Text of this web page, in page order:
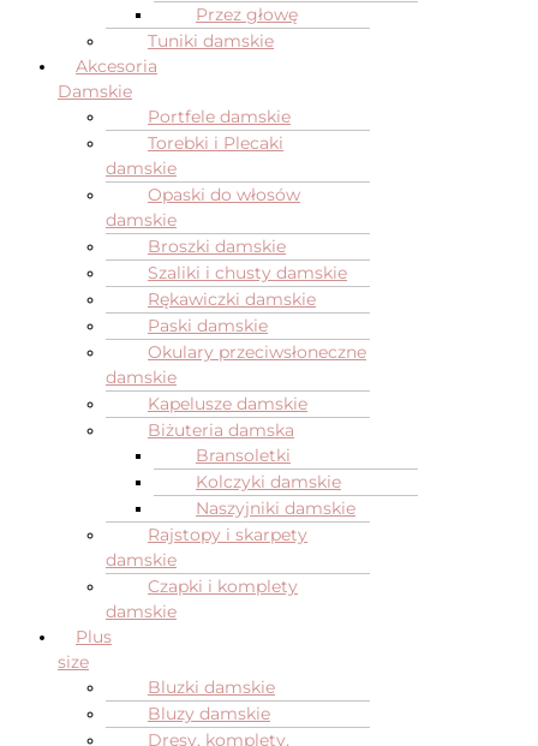
Przez głowę
Tuniki damskie
Akcesoria
Damskie
Portfele damskie
Torebki i Plecaki
damskie
Opaski do włosów
damskie
Broszki damskie
Szaliki i chusty damskie
Rękawiczki damskie
Paski damskie
Okulary przeciwsłoneczne
damskie
Kapelusze damskie
Biżuteria damska
Bransoletki
Kolczyki damskie
Naszyjniki damskie
Rajstopy i skarpety
damskie
Czapki i komplety
damskie
Plus
size
Bluzki damskie
Bluzy damskie
Dresy, komplety,